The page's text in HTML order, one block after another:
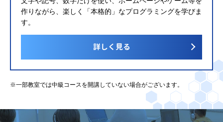
作りながら、楽しく「本格的」なプログラミングを学びま
す。
詳しく見る
※一部教室では中級コースを開講していない場合がございます。